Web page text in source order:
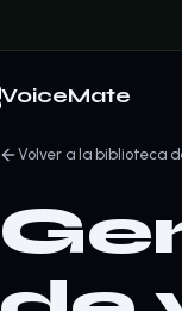
VoiceMate
Volver a la biblioteca